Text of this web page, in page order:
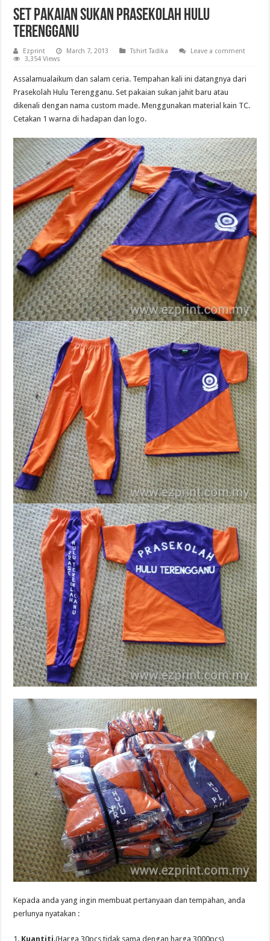
Set pakaian sukan Prasekolah Hulu
Terengganu
Ezprint March 7, 2013 Tshirt Tadika
Leave a comment
3,354 Views
Assalamualaikum dan salam ceria. Tempahan kali ini datangnya dari
Prasekolah Hulu Terengganu. Set pakaian sukan jahit baru atau
dikenali dengan nama custom made. Menggunakan material kain TC.
Cetakan 1 warna di hadapan dan logo.
Kepada anda yang ingin membuat pertanyaan dan tempahan, anda
perlunya nyatakan :
1. Kuantiti.(Harga 30pcs tidak sama dengan harga 3000pcs)